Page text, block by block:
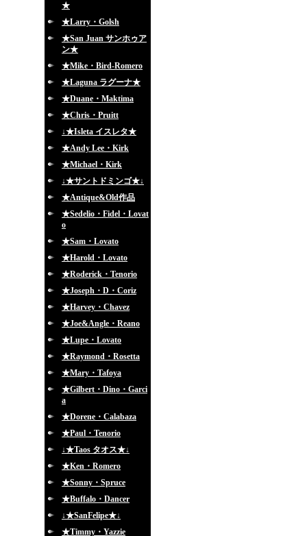
★
★Larry・Golsh
★San Juan サンホゥア
ン★
★Mike・Bird-Romero
★Laguna ラグーナ★
★Duane・Maktima
★Chris・Pruitt
↓★Isleta イスレタ★
★Andy Lee・Kirk
★Michael・Kirk
↓★サントドミンゴ★↓
★Antique&Old作品
★Sedelio・Fidel・Lovat
o
★Sam・Lovato
★Harold・Lovato
★Roderick・Tenorio
★Joseph・D・Coriz
★Harvey・Chavez
★Joe&Angle・Reano
★Lupe・Lovato
★Raymond・Rosetta
★Mary・Tafoya
★Gilbert・Dino・Garci
a
★Dorene・Calabaza
★Paul・Tenorio
↓★Taos タオス★↓
★Ken・Romero
★Sonny・Spruce
★Buffalo・Dancer
↓★SanFelipe★↓
★Timmy・Yazzie